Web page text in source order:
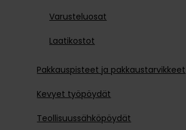
Varusteluosat
Laatikostot
Pakkauspisteet ja pakkaustarvikkeet
Kevyet työpöydät
Teollisuussähköpöydät